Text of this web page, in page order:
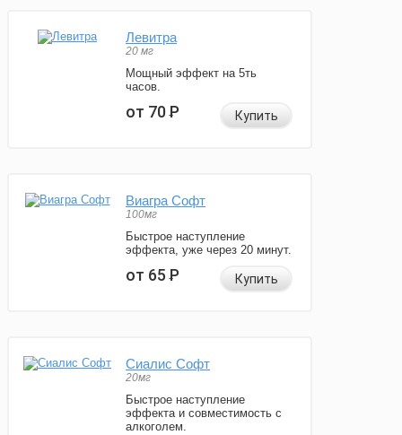
Левитра
20 мг
Мощный эффект на 5ть
часов.
от 70Р Купить
Виагра Софт
100мг
Быстрое наступление
эффекта, уже через 20 минут.
от 65Р Купить
Сиалис Софт
20мг
Быстрое наступление
эффекта и совместимость с
алкоголем.